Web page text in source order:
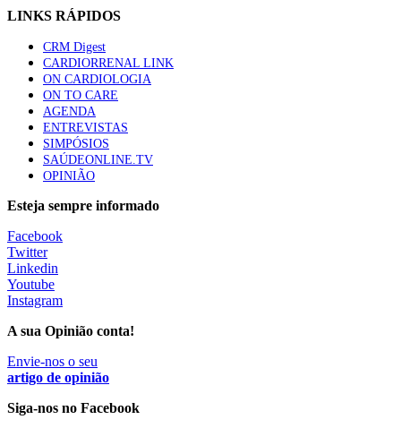
Quase quatro em cada dez doentes com enfarte
87 visualizações
Trodelvy aprovado para primeira linha no cancro da
mama triplo negativo metastático em doentes não
elegíveis para inibidores PD-(L)1
61 visualizações
MAIS NOTÍCIAS
Quase 11.900 jovens recorreram aos cheques psicólogo e
nutricionista no primeiro mês
7 Ago, 2026
ULS de Coimbra estreia cirurgia endoscópica do ouvido com
apoio robótico em Portugal
7 Ago, 2026 0 Comments
LINKS RÁPIDOS
CRM Digest
CARDIORRENAL LINK
ON CARDIOLOGIA
ON TO CARE
AGENDA
ENTREVISTAS
SIMPÓSIOS
SAÚDEONLINE.TV
OPINIÃO
Esteja sempre informado
Facebook
Twitter
Linkedin
Youtube
Instagram
A sua Opinião conta!
Envie-nos o seu
artigo de opinião
Siga-nos no Facebook